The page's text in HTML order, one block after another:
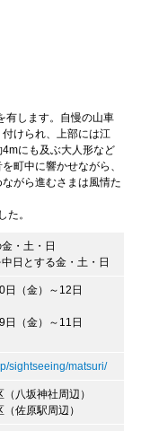
有します。自慢の山車
けられ、上部には江
にも及ぶ大人形など
町中に響かせながら、
がら進むさまは風情た
。
・土・日
日とする金・土・日
日（金）～12日
日（金）～11日
sightseeing/matsuri/
八坂神社周辺）
佐原駅周辺）